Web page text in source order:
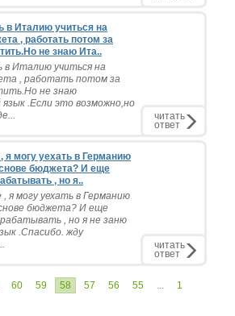
в Италию учиться на
, работать потом за
не знаю Ита..
в Италию учиться на
, работать потом за
не знаю
.Если это возможно,но
читать
ответ
я могу уехать в Германию
бюджета? И еще
, но я..
я могу уехать в Германию
бюджета? И еще
, но я не заню
.Спасибо. жду
читать
ответ
60 59 58 57 56 55 ...
1